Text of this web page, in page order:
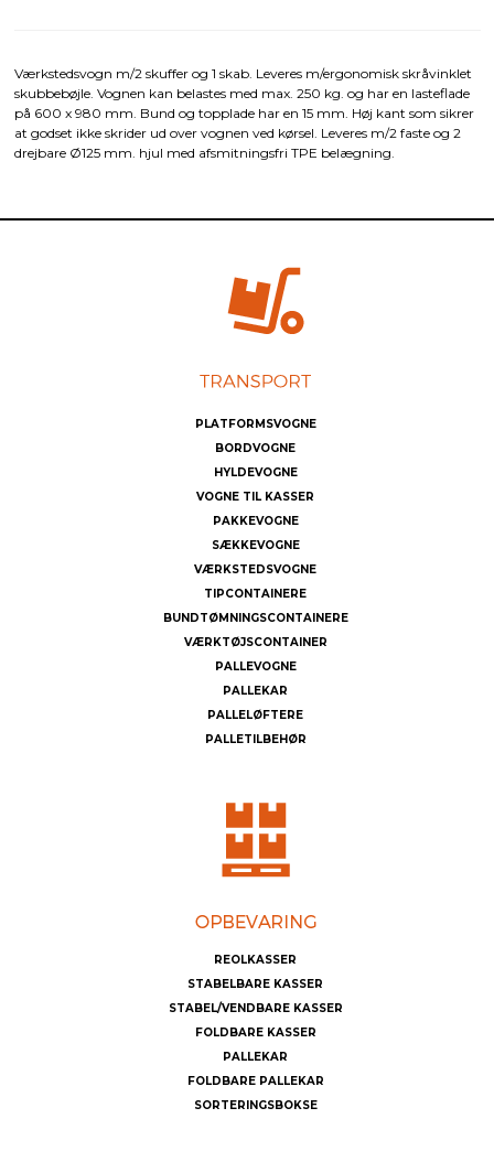
Værkstedsvogn m/2 skuffer og 1 skab. Leveres m/ergonomisk skråvinklet
skubbebøjle. Vognen kan belastes med max. 250 kg. og har en lasteflade
på 600 x 980 mm. Bund og topplade har en 15 mm. Høj kant som sikrer
at godset ikke skrider ud over vognen ved kørsel. Leveres m/2 faste og 2
drejbare Ø125 mm. hjul med afsmitningsfri TPE belægning.
PLATFORMSVOGNE
BORDVOGNE
HYLDEVOGNE
VOGNE TIL KASSER
PAKKEVOGNE
SÆKKEVOGNE
VÆRKSTEDSVOGNE
TIPCONTAINERE
BUNDTØMNINGSCONTAINERE
VÆRKTØJSCONTAINER
PALLEVOGNE
PALLEKAR
PALLELØFTERE
PALLETILBEHØR
REOLKASSER
STABELBARE KASSER
STABEL/VENDBARE KASSER
FOLDBARE KASSER
PALLEKAR
FOLDBARE PALLEKAR
SORTERINGSBOKSE